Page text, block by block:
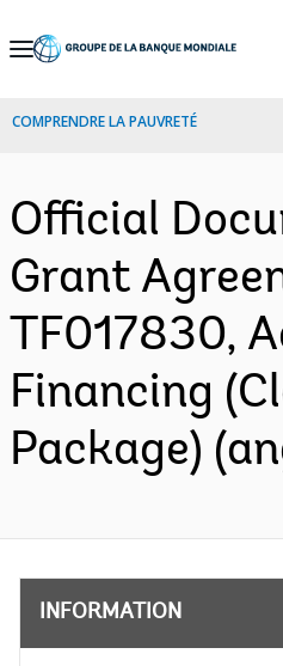
Skip
Navigation
COMPRENDRE LA PAUVRETÉ
Official
Grant
TF017830,
Financing
Package)
INFORMATION